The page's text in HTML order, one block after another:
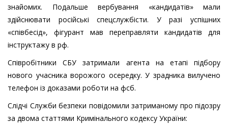
знайомих. Подальше вербування «кандидатів» мали
здійснювати російські спецслужбісти. У разі успішних
«співбесід», фігурант мав переправляти кандидатів для
інструктажу в рф.
Співробітники СБУ затримали агента на етапі підбору
нового учасника ворожого осередку. У зрадника вилучено
телефон із доказами роботи на фсб.
Слідчі Служби безпеки повідомили затриманому про підозру
за двома статтями Кримінального кодексу України: